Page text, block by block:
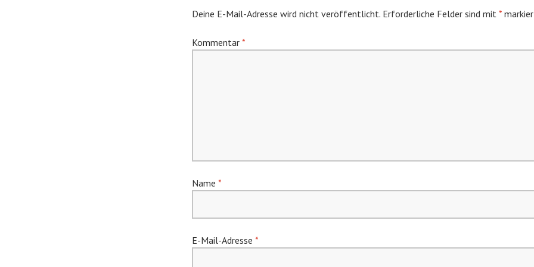
Deine E-Mail-Adresse wird nicht veröffentlicht. Erforderliche Felder sind mit *
Kommentar *
Name *
E-Mail-Adresse *